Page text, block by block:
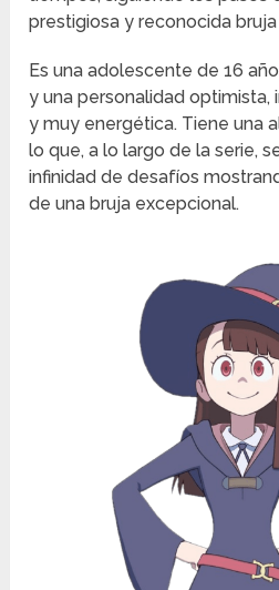
prestigiosa y reconocida bruja
Es una adolescente de 16
y una personalidad optimista,
y muy energética. Tiene una
lo que, a lo largo de la serie,
infinidad de desafíos
de una bruja excepcional.